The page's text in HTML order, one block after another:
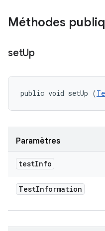
Méthodes
setUp
public void setUp (
Paramètres
testInfo
TestInformation